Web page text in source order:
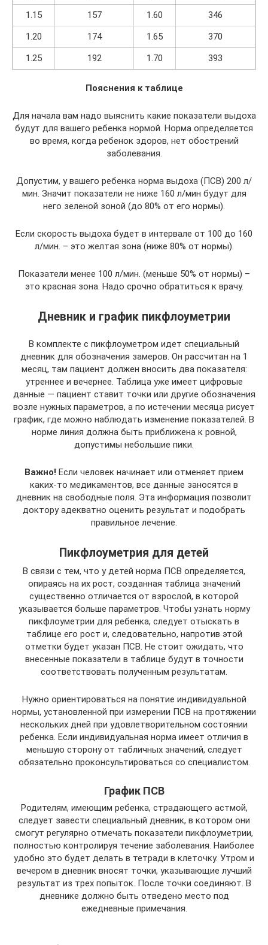
1.15
157 1.60
346
1.20
174 1.65
370
1.25
192 1.70 393
Пояснения к таблице
Для начала вам надо выяснить какие показатели выдоха
будут для вашего ребенка нормой. Норма определяется
во время, когда ребенок здоров, нет обострений
заболевания.
Допустим, у вашего ребенка норма выдоха (ПСВ) 200 л/
мин. Значит показатели не ниже 160 л/мин будут для
него зеленой зоной (до 80% от его нормы).
Если скорость выдоха будет в интервале от 100 до 160
л/мин. – это желтая зона (ниже 80% от нормы).
Показатели менее 100 л/мин. (меньше 50% от нормы) –
это красная зона. Надо срочно обратиться к врачу.
Дневник и график пикфлоуметрии
В комплекте с пикфлоуметром идет специальный
дневник для обозначения замеров. Он рассчитан на 1
месяц, там пациент должен вносить два показателя:
утреннее и вечернее. Таблица уже имеет цифровые
данные — пациент ставит точки или другие обозначения
возле нужных параметров, а по истечении месяца рисует
график, где можно наблюдать изменение показателей. В
норме линия должна быть приближена к ровной,
допустимы небольшие пики.
Важно! Если человек начинает или отменяет прием
каких-то медикаментов, все данные заносятся в
дневник на свободные поля. Эта информация позволит
доктору адекватно оценить результат и подобрать
правильное лечение.
Пикфлоуметрия для детей
В связи с тем, что у детей норма ПСВ определяется,
опираясь на их рост, созданная таблица значений
существенно отличается от взрослой, в которой
указывается больше параметров. Чтобы узнать норму
пикфлоуметрии для ребенка, следует отыскать в
таблице его рост и, следовательно, напротив этой
отметки будет указан ПСВ. Не стоит ожидать, что
внесенные показатели в таблице будут в точности
соответствовать полученным результатам.
Нужно ориентироваться на понятие индивидуальной
нормы, установленной при измерении ПСВ на протяжении
нескольких дней при удовлетворительном состоянии
ребенка. Если индивидуальная норма имеет отличия в
меньшую сторону от табличных значений, следует
обязательно проконсультироваться со специалистом.
График ПСВ
Родителям, имеющим ребенка, страдающего астмой,
следует завести специальный дневник, в котором они
смогут регулярно отмечать показатели пикфлоуметрии,
полностью контролируя течение заболевания. Наиболее
удобно это будет делать в тетради в клеточку. Утром и
вечером в дневник вносят точки, указывающие лучший
результат из трех попыток. После точки соединяют. В
дневнике должно быть отведено место под
ежедневные примечания.